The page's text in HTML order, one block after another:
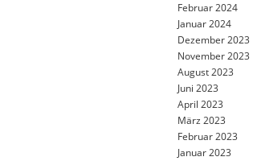
Februar 2024
Januar 2024
Dezember 2023
November 2023
August 2023
Juni 2023
April 2023
März 2023
Februar 2023
Januar 2023